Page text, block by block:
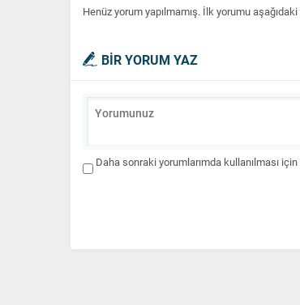
Henüz yorum yapılmamış. İlk yorumu
BİR YORUM YAZ
Daha sonraki yorumlarımda kullanılması